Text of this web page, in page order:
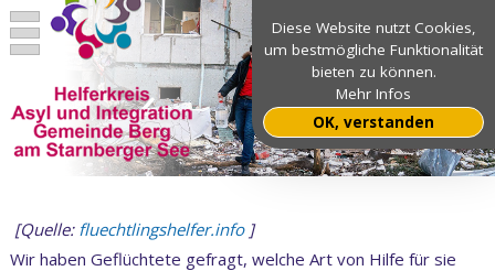
[Quelle: fluechtlingshelfer.info]
Wir haben Geflüchtete gefragt, welche Art von Hilfe für sie
Diese Website nutzt Cookies,
um bestmögliche Funktionalität
bieten zu können.
Mehr Infos
OK, verstanden